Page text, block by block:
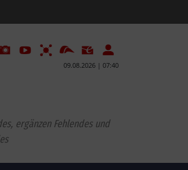
09.08.2026 | 07:40
ergänzen Fehlendes und